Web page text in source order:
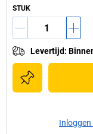
STUK
Levertijd: